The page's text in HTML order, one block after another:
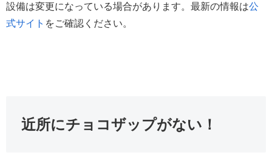
設備は変更になっている場合があります。最新の情報は公
式サイト をご確認ください。
近所にチョコザップがない！